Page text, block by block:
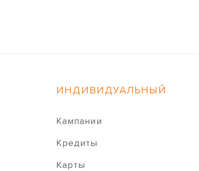
ИНДИВИДУАЛЬНЫЙ
Кампании
Кредиты
Карты